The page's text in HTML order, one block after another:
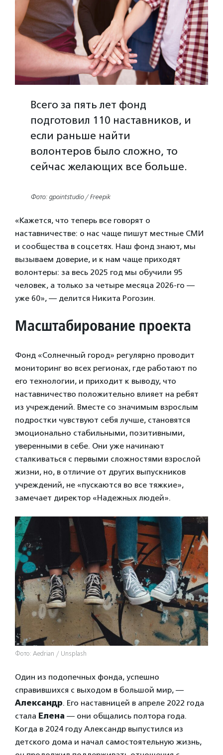
Всего за пять лет фонд
подготовил 110 наставников, и
если раньше найти
волонтеров было сложно, то
сейчас желающих все больше.
Фото: gpointstudio / Freepik
«Кажется, что теперь все говорят о
наставничестве: о нас чаще пишут местные СМИ
и сообщества в соцсетях. Наш фонд знают, мы
вызываем доверие, и к нам чаще приходят
волонтеры: за весь 2025 год мы обучили 95
человек, а только за четыре месяца 2026-го —
уже 60», — делится Никита Рогозин.
Масштабирование проекта
Фонд «Солнечный город» регулярно проводит
мониторинг во всех регионах, где работают по
его технологии, и приходит к выводу, что
наставничество положительно влияет на ребят
из учреждений. Вместе со значимым взрослым
подростки чувствуют себя лучше, становятся
эмоционально стабильными, позитивными,
уверенными в себе. Они уже начинают
сталкиваться с первыми сложностями взрослой
жизни, но, в отличие от других выпускников
учреждений, не «пускаются во все тяжкие»,
замечает директор «Надежных людей».
Фото: Aedrian / Unsplash
Один из подопечных фонда, успешно
справившихся с выходом в большой мир, —
Александр. Его наставницей в апреле 2022 года
стала Елена — они общались полтора года.
Когда в 2024 году Александр выпустился из
детского дома и начал самостоятельную жизнь,